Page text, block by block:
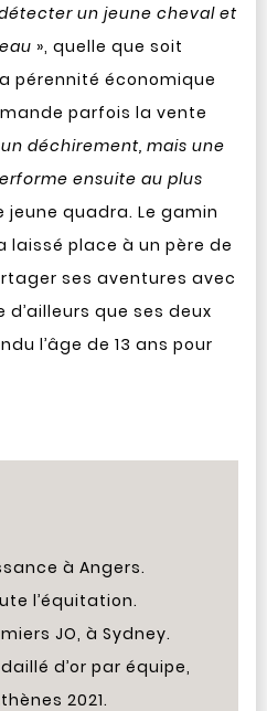
un jeune cheval et
», quelle que soit
pérennité économique
parfois la vente
un déchirement, mais une
ensuite au plus
jeune quadra. Le gamin
laissé place à un père de
ses aventures avec
d’ailleurs que ses deux
l’âge de 13 ans pour
à Angers.
l’équitation.
JO, à Sydney.
d’or par équipe,
2021.